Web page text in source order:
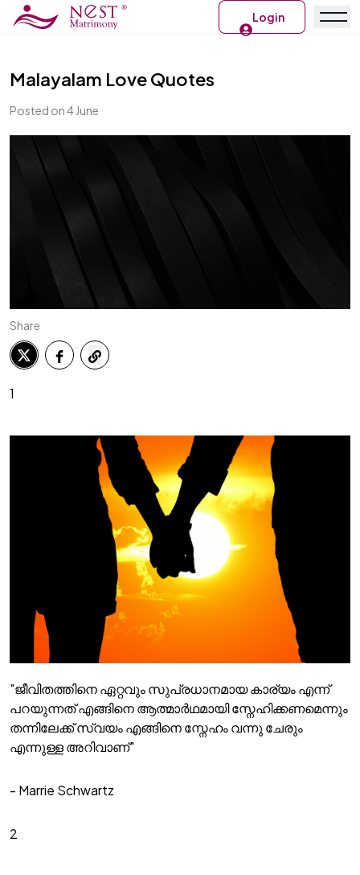
Login
Malayalam Love Quotes
Posted on 4 June
Share
1
"ജീവിതത്തിനെ ഏറ്റവും സുപ്രധാനമായ കാര്യം എന്ന്
പറയുന്നത് എങ്ങിനെ ആത്മാർഥമായി സ്നേഹിക്കണമെന്നും
തന്നിലേക്ക് സ്വയം എങ്ങിനെ സ്നേഹം വന്നു ചേരും
എന്നുള്ള അറിവാണ്"
- Marrie Schwartz
2